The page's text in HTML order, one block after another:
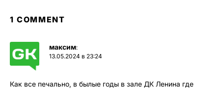
1 COMMENT
максим:
13.05.2024 в 23:24
Как все печально, в былые годы в зале ДК Ленина где